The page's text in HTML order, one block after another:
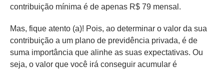
contribuição mínima é de apenas R$ 79 mensal.
Mas, fique atento (a)! Pois, ao determinar o valor da sua
contribuição a um plano de previdência privada, é de
suma importância que alinhe as suas expectativas. Ou
seja, o valor que você irá conseguir acumular é